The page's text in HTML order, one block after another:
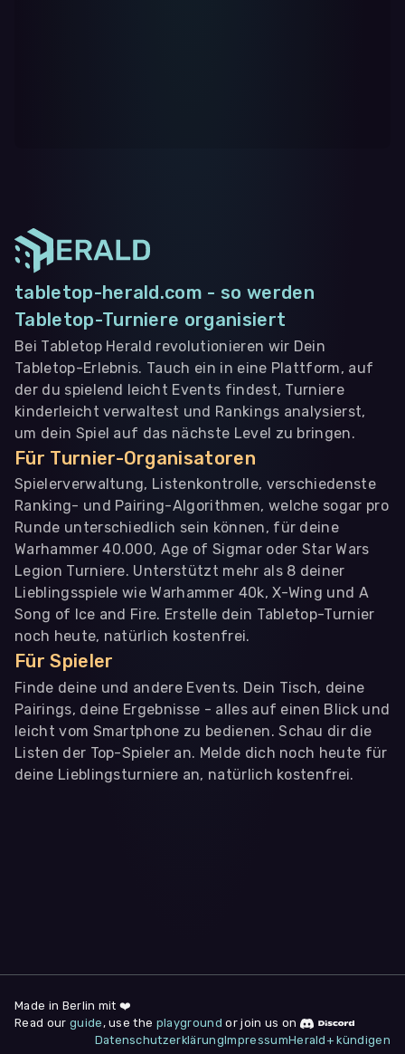
tabletop-herald.com - so werden
Tabletop-Turniere organisiert
Bei Tabletop Herald revolutionieren wir Dein
Tabletop-Erlebnis. Tauch ein in eine Plattform, auf
der du spielend leicht Events findest, Turniere
kinderleicht verwaltest und Rankings analysierst,
um dein Spiel auf das nächste Level zu bringen.
Für Turnier-Organisatoren
Spielerverwaltung, Listenkontrolle, verschiedenste
Ranking- und Pairing-Algorithmen, welche sogar pro
Runde unterschiedlich sein können, für deine
Warhammer 40.000, Age of Sigmar oder Star Wars
Legion Turniere. Unterstützt mehr als 8 deiner
Lieblingsspiele wie Warhammer 40k, X-Wing und A
Song of Ice and Fire. Erstelle dein Tabletop-Turnier
noch heute, natürlich kostenfrei.
Für Spieler
Finde deine und andere Events. Dein Tisch, deine
Pairings, deine Ergebnisse - alles auf einen Blick und
leicht vom Smartphone zu bedienen. Schau dir die
Listen der Top-Spieler an. Melde dich noch heute für
deine Lieblingsturniere an, natürlich kostenfrei.
deine Zustimmung jederzeit unter "
am Seitenende widerrufen.
Made in Berlin mit ❤️
Read our guide , use the playground or join us on
DatenschutzerklärungImpressumHerald+ kündigen